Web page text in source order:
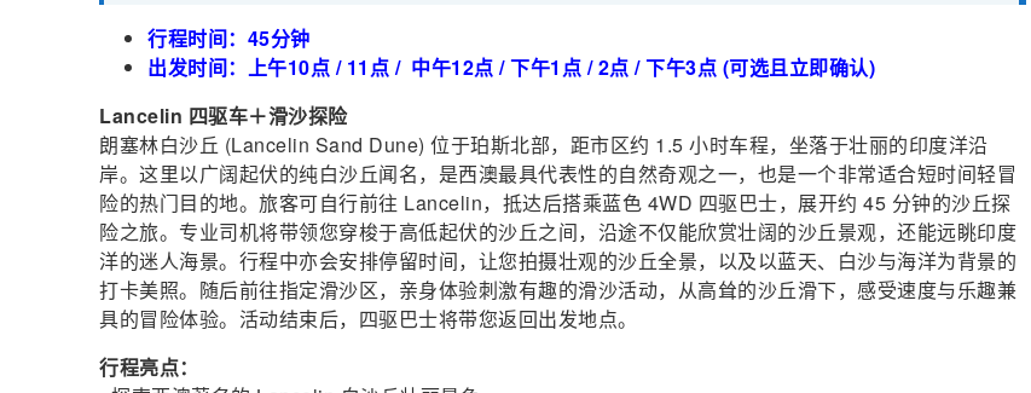
行程时间：45分钟
出发时间：上午10点 / 11点 / 中午12点 / 下午1点 / 2点 / 下午3点 (可选且立即确认)
Lancelin 四驱车＋滑沙探险
朗塞林白沙丘 (Lancelin Sand Dune) 位于珀斯北部，距市区约 1.5 小时车程，坐落于壮丽的印度洋沿
岸。这里以广阔起伏的纯白沙丘闻名，是西澳最具代表性的自然奇观之一，也是一个非常适合短时间轻冒
险的热门目的地。旅客可自行前往 Lancelin，抵达后搭乘蓝色 4WD 四驱巴士，展开约 45 分钟的沙丘探
险之旅。专业司机将带领您穿梭于高低起伏的沙丘之间，沿途不仅能欣赏壮阔的沙丘景观，还能远眺印度
洋的迷人海景。行程中亦会安排停留时间，让您拍摄壮观的沙丘全景，以及以蓝天、白沙与海洋为背景的
打卡美照。随后前往指定滑沙区，亲身体验刺激有趣的滑沙活动，从高耸的沙丘滑下，感受速度与乐趣兼
具的冒险体验。活动结束后，四驱巴士将带您返回出发地点。
行程亮点：